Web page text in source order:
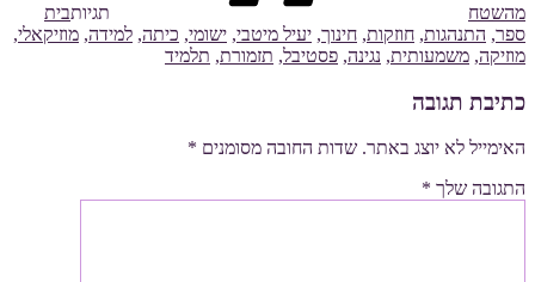
מהשטח תגיותבית
ספר, התנהגות, חוזקות, חינוך, יעיל מיטבי, ישומי, כיתה, למידה, מוזיקאלי,
מוזיקה, משמעותית, נגינה, פסטיבל, תזמורת, תלמיד
כתיבת תגובה
האימייל לא יוצג באתר. שדות החובה מסומנים *
התגובה שלך *